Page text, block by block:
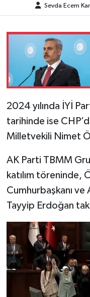
Sevda Ecem
2024 yılında İYİ
tarihinde ise
Milletvekili Nimet
AK Parti TBMM
katılım töreninde,
Cumhurbaşkanı ve
Tayyip Erdoğan